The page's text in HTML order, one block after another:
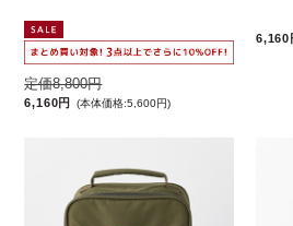
定価8,800円
6,160円 (本体価格:5,600円)
6,160